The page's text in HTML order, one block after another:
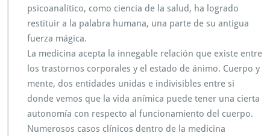
psicoanalítico, como ciencia de la salud, ha logrado
restituir a la palabra humana, una parte de su antigua
fuerza mágica.
La medicina acepta la innegable relación que existe entre
los trastornos corporales y el estado de ánimo. Cuerpo y
mente, dos entidades unidas e indivisibles entre si
donde vemos que la vida anímica puede tener una cierta
autonomía con respecto al funcionamiento del cuerpo.
Numerosos casos clínicos dentro de la medicina